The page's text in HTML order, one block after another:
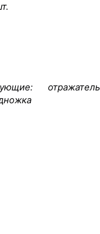
отражатель